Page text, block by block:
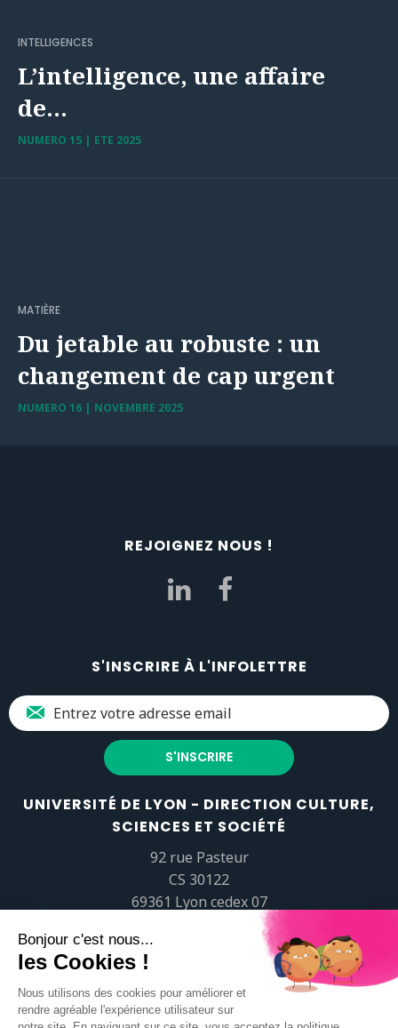
INTELLIGENCES
L’intelligence, une affaire
de…
NUMERO 15 | ETE 2025
MATIÈRE
Du jetable au robuste : un
changement de cap urgent
NUMERO 16 | NOVEMBRE 2025
REJOIGNEZ NOUS !
S'INSCRIRE À L'INFOLETTRE
UNIVERSITÉ DE LYON - DIRECTION CULTURE,
SCIENCES ET SOCIÉTÉ
92 rue Pasteur
CS 30122
69361 Lyon cedex 07
popsciences@universite-lyon.fr
Tél.+33 (0)4 37 37 82 01